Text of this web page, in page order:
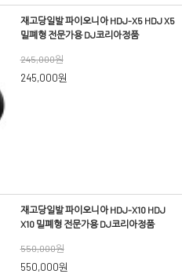
재고당일발 파이오니아 HDJ-X5 HDJ X5
밀폐형 전문가용 DJ코리아정품
245,000원
245,000원
재고당일발 파이오니아 HDJ-X10 HDJ
X10 밀폐형 전문가용 DJ코리아정품
550,000원
550,000원